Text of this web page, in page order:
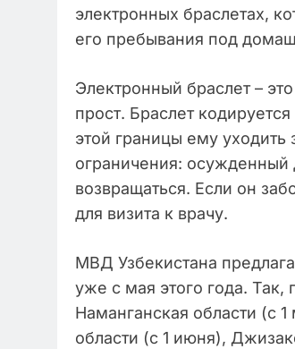
электронных браслетах,
его пребывания под
Электронный браслет –
прост. Браслет
этой границы ему
ограничения: осужденный
возвращаться. Если он
для визита к врачу.
МВД Узбекистана
уже с мая этого года.
Наманганская области (с
области (с 1 июня),